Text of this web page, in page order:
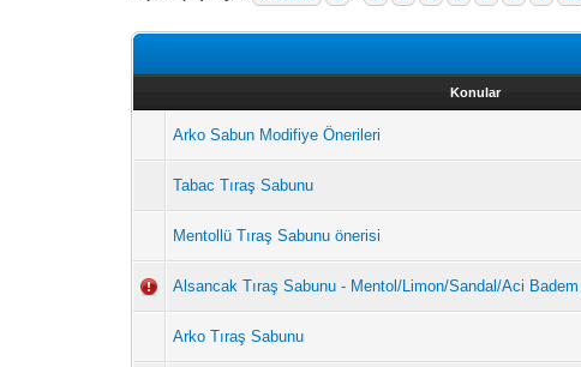
Konular
Arko Sabun Modifiye Önerileri
Tabac Tıraş Sabunu
Mentollü Tıraş Sabunu önerisi
Alsancak Tıraş Sabunu - Mentol/Limon/Sandal/Aci Badem
Arko Tıraş Sabunu